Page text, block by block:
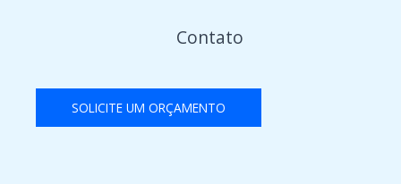
Contato
SOLICITE UM ORÇAMENTO